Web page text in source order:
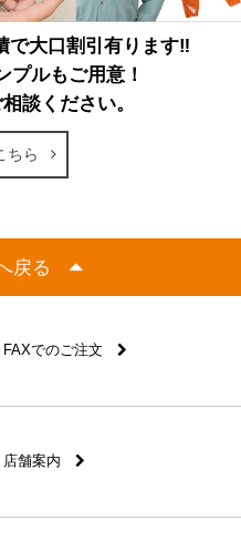
で大口割引有ります‼
プルもご用意！
談ください。
ちら
戻る
FAXでのご注文
店舗案内